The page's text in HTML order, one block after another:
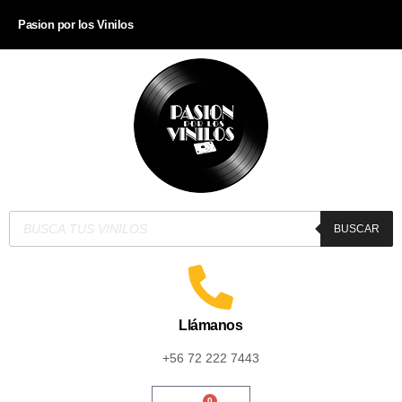
Pasion por los Vinilos
BUSCAR
Llámanos
+56 72 222 7443